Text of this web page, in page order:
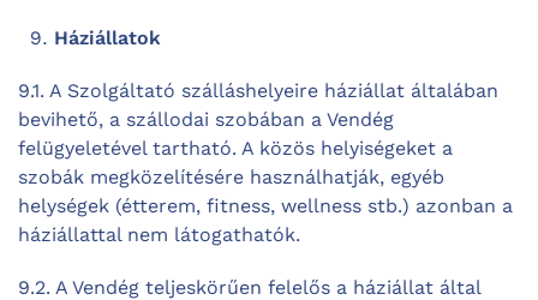
Háziállatok
9.1. A Szolgáltató szálláshelyeire háziállat általában
bevihető, a szállodai szobában a Vendég
felügyeletével tartható. A közös helyiségeket a
szobák megközelítésére használhatják, egyéb
helységek (étterem, fitness, wellness stb.) azonban a
háziállattal nem látogathatók.
9.2. A Vendég teljeskörűen felelős a háziállat által